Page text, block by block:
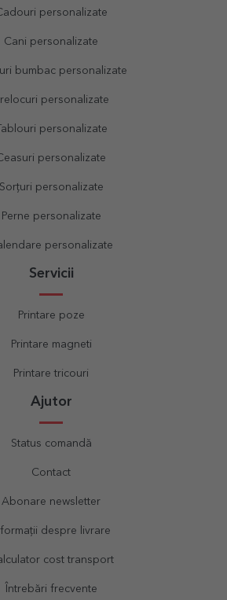
personalizate
Cani personalizate
bumbac personalizate
personalizate
Tablouri personalizate
personalizate
Sorțuri personalizate
Perne personalizate
personalizate
Servicii
Printare poze
Printare magneti
Printare tricouri
Ajutor
Status comandă
Contact
Abonare newsletter
despre livrare
cost transport
Întrebări frecvente